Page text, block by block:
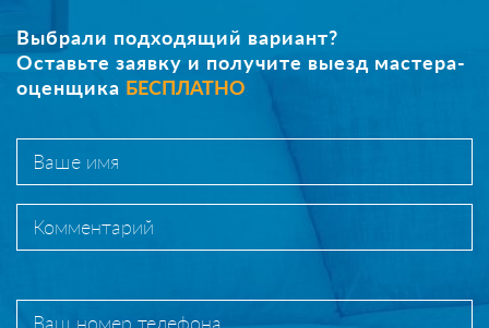
Выбрали подходящий вариант?
Оставьте заявку и получите выезд мастера-
оценщика БЕСПЛАТНО